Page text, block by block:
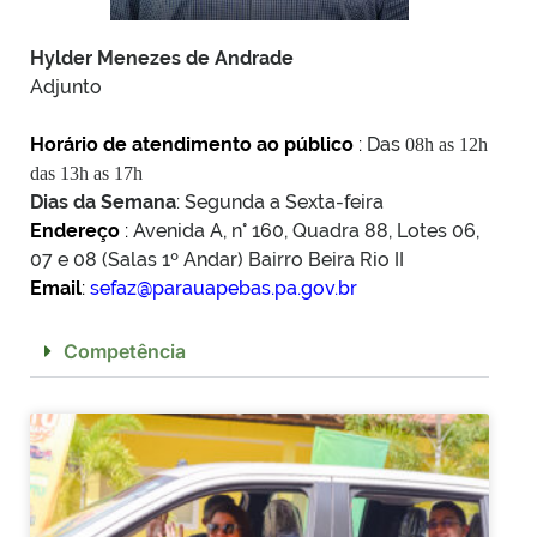
Hylder Menezes de Andrade
Adjunto
Horário de atendimento ao público : Das 08h as 12h
das 13h as 17h
Dias da Semana: Segunda a Sexta-feira
Endereço : Avenida A, n° 160, Quadra 88, Lotes 06,
07 e 08 (Salas 1º Andar) Bairro Beira Rio II
Email: sefaz@parauapebas.pa.gov.br
Competência